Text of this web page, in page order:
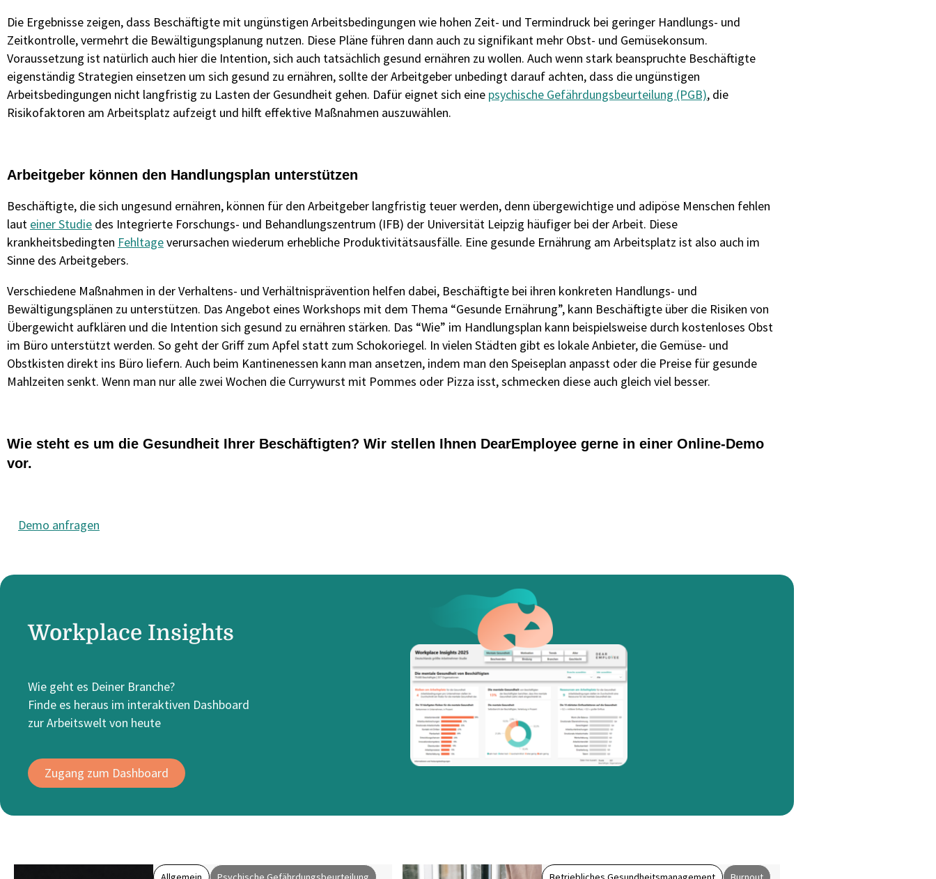
Die Ergebnisse zeigen, dass Beschäftigte mit ungünstigen Arbeitsbedingungen wie hohen Zeit- und Termindruck bei geringer Handlungs- und
Zeitkontrolle, vermehrt die Bewältigungsplanung nutzen. Diese Pläne führen dann auch zu signifikant mehr Obst- und Gemüsekonsum.
Voraussetzung ist natürlich auch hier die Intention, sich auch tatsächlich gesund ernähren zu wollen. Auch wenn stark beanspruchte Beschäftigte
eigenständig Strategien einsetzen um sich gesund zu ernähren, sollte der Arbeitgeber unbedingt darauf achten, dass die ungünstigen
Arbeitsbedingungen nicht langfristig zu Lasten der Gesundheit gehen. Dafür eignet sich eine psychische Gefährdungsbeurteilung (PGB), die
Risikofaktoren am Arbeitsplatz aufzeigt und hilft effektive Maßnahmen auszuwählen.
Arbeitgeber können den Handlungsplan unterstützen
Beschäftigte, die sich ungesund ernähren, können für den Arbeitgeber langfristig teuer werden, denn übergewichtige und adipöse Menschen fehlen
laut einer Studie des Integrierte Forschungs- und Behandlungszentrum (IFB) der Universität Leipzig häufiger bei der Arbeit. Diese
krankheitsbedingten Fehltageverursachen wiederum erhebliche Produktivitätsausfälle. Eine gesunde Ernährung am Arbeitsplatz ist also auch im
Sinne des Arbeitgebers.
Verschiedene Maßnahmen in der Verhaltens- und Verhältnisprävention helfen dabei, Beschäftigte bei ihren konkreten Handlungs- und
Bewältigungsplänen zu unterstützen. Das Angebot eines Workshops mit dem Thema “Gesunde Ernährung”, kann Beschäftigte über die Risiken von
Übergewicht aufklären und die Intention sich gesund zu ernähren stärken. Das “Wie” im Handlungsplan kann beispielsweise durch kostenloses Obst
im Büro unterstützt werden. So geht der Griff zum Apfel statt zum Schokoriegel. In vielen Städten gibt es lokale Anbieter, die Gemüse- und
Obstkisten direkt ins Büro liefern. Auch beim Kantinenessen kann man ansetzen, indem man den Speiseplan anpasst oder die Preise für gesunde
Mahlzeiten senkt. Wenn man nur alle zwei Wochen die Currywurst mit Pommes oder Pizza isst, schmecken diese auch gleich viel besser.
Wie steht es um die Gesundheit Ihrer Beschäftigten? Wir stellen Ihnen DearEmployee gerne in einer Online-Demo
vor.
Demo anfragen
Workplace Insights
Wie geht es Deiner Branche?
Finde es heraus im interaktiven Dashboard
zur Arbeitswelt von heute
Zugang zum Dashboard